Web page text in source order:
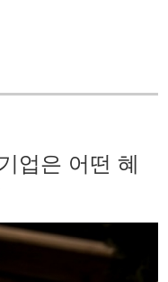
업은 어떤 혜